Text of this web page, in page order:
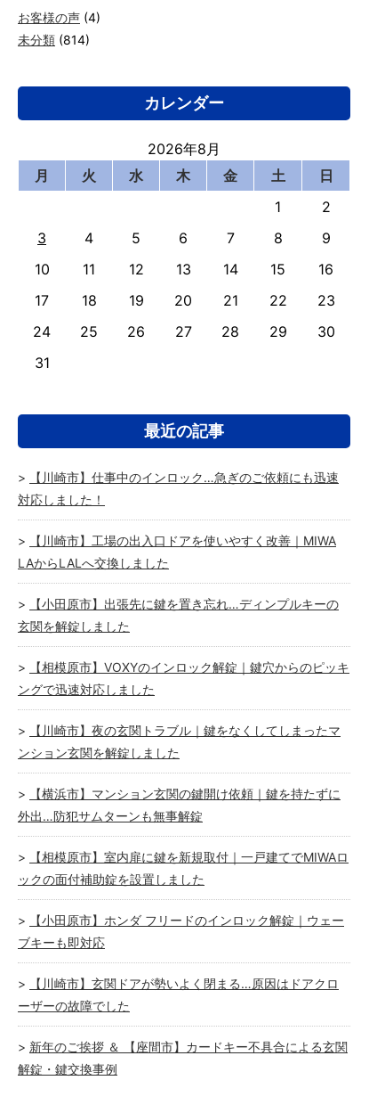
お客様の声 (4)
未分類 (814)
カレンダー
2026年8月
月
火 水 木 金 土
日
1
2
3
4 5 6 7 8
9
10
11 12 13 14 15
16
17
18 19 20 21 22
23
24
25 26 27 28 29
30
31
最近の記事
【川崎市】仕事中のインロック…急ぎのご依頼にも迅速
対応しました！
【川崎市】工場の出入口ドアを使いやすく改善｜MIWA
LAからLALへ交換しました
【小田原市】出張先に鍵を置き忘れ…ディンプルキーの
玄関を解錠しました
【相模原市】VOXYのインロック解錠｜鍵穴からのピッキ
ングで迅速対応しました
【川崎市】夜の玄関トラブル｜鍵をなくしてしまったマ
ンション玄関を解錠しました
【横浜市】マンション玄関の鍵開け依頼｜鍵を持たずに
外出…防犯サムターンも無事解錠
【相模原市】室内扉に鍵を新規取付｜一戸建てでMIWAロ
ックの面付補助錠を設置しました
【小田原市】ホンダ フリードのインロック解錠｜ウェー
ブキーも即対応
【川崎市】玄関ドアが勢いよく閉まる…原因はドアクロ
ーザーの故障でした
新年のご挨拶 ＆ 【座間市】カードキー不具合による玄関
解錠・鍵交換事例